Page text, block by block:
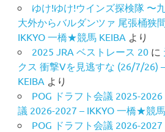
ゆけ!ゆけ!ウインズ探検隊 〜
大外からバルダンツァ 尾張桶狭
IKKYO 一橋★競馬 KEIBA より
2025 JRA ベストレース 20に
クス 衝撃Vを見逃すな (26/7/26)
KEIBA より
POG ドラフト会議 2025-2026
議 2026-2027 – IKKYO 一橋★競
POG ドラフト会議 2026-2027